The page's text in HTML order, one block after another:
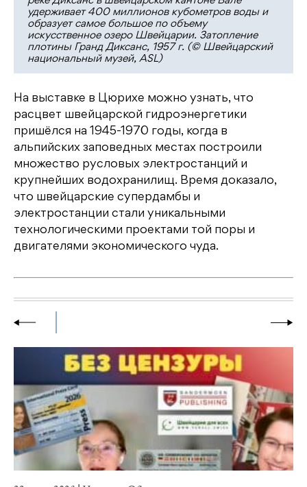
удерживает 400 миллионов кубометров воды и
образует самое большое по объему
искусственное озеро Швейцарии. Затопление
плотины Гранд Диксанс, 1957 г. (© Швейцарский
национальный музей, ASL)
На выставке в Цюрихе можно узнать, что
расцвет швейцарской гидроэнергетики
пришёлся на 1945-1970 годы, когда в
альпийских заповедных местах построили
множество русловых электростанций и
крупнейших водохранилищ. Время доказало,
что швейцарские супердамбы и
электростанции стали уникальными
технологическими проектами той поры и
двигателями экономического чуда.